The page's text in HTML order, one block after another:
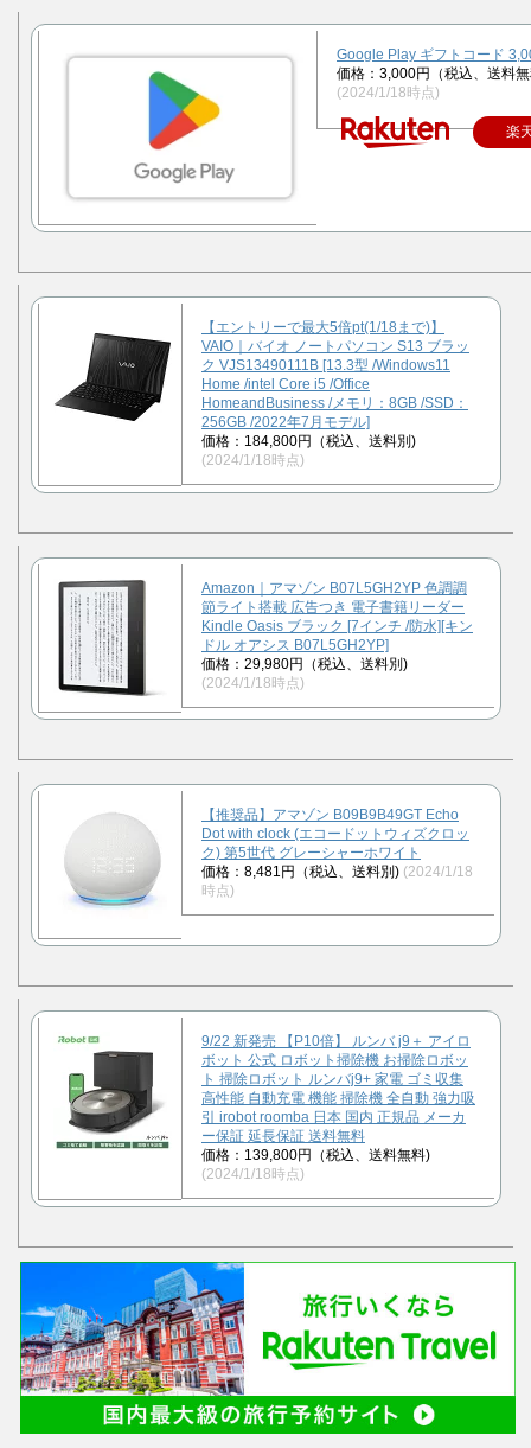
Google Play ギフトコード
価格：3,000円（税込、送料
(2024/1/18時点)
楽
【エントリーで最大5倍pt(1/18まで)】
VAIO｜バイオ ノートパソコン S13 ブラッ
ク VJS13490111B [13.3型 /Windows11
Home /intel Core i5 /Office
HomeandBusiness /メモリ：8GB /SSD：
256GB /2022年7月モデル]
価格：184,800円（税込、送料別)
(2024/1/18時点)
Amazon｜アマゾン B07L5GH2YP 色調調
節ライト搭載 広告つき 電子書籍リーダー
Kindle Oasis ブラック [7インチ /防水][キン
ドル オアシス B07L5GH2YP]
価格：29,980円（税込、送料別)
(2024/1/18時点)
【推奨品】アマゾン B09B9B49GT Echo
Dot with clock (エコードットウィズクロッ
ク) 第5世代 グレーシャーホワイト
価格：8,481円（税込、送料別) (2024/1/18
時点)
9/22 新発売 【P10倍】 ルンバ j9＋ アイロ
ボット 公式 ロボット掃除機 お掃除ロボッ
ト 掃除ロボット ルンバj9+ 家電 ゴミ収集
高性能 自動充電 機能 掃除機 全自動 強力吸
引 irobot roomba 日本 国内 正規品 メーカ
ー保証 延長保証 送料無料
価格：139,800円（税込、送料無料)
(2024/1/18時点)